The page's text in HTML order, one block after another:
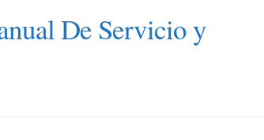
De Servicio y